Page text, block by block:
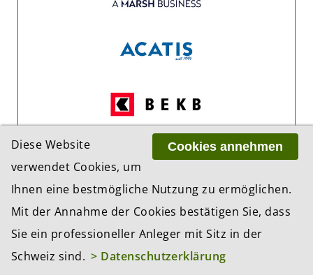
Cookies annehmen
Diese Website
verwendet Cookies, um
Ihnen eine bestmögliche Nutzung zu ermöglichen.
Mit der Annahme der Cookies bestätigen Sie, dass
Sie ein professioneller Anleger mit Sitz in der
Schweiz sind. > Datenschutzerklärung